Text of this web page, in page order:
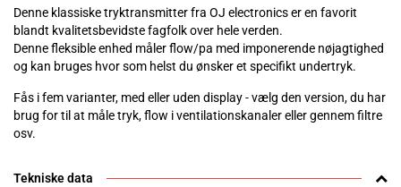
Denne klassiske tryktransmitter fra OJ electronics er en favorit
blandt kvalitetsbevidste fagfolk over hele verden.
Denne fleksible enhed måler flow/pa med imponerende nøjagtighed
og kan bruges hvor som helst du ønsker et specifikt undertryk.
Fås i fem varianter, med eller uden display - vælg den version, du har
brug for til at måle tryk, flow i ventilationskanaler eller gennem filtre
osv.
Tekniske data